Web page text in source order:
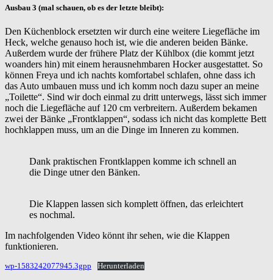
Ausbau 3 (mal schauen, ob es der letzte bleibt):
Den Küchenblock ersetzten wir durch eine weitere Liegefläche im
Heck, welche genauso hoch ist, wie die anderen beiden Bänke.
Außerdem wurde der frühere Platz der Kühlbox (die kommt jetzt
woanders hin) mit einem herausnehmbaren Hocker ausgestattet. So
können Freya und ich nachts komfortabel schlafen, ohne dass ich
das Auto umbauen muss und ich komm noch dazu super an meine
„Toilette“. Sind wir doch einmal zu dritt unterwegs, lässt sich immer
noch die Liegefläche auf 120 cm verbreitern. Außerdem bekamen
zwei der Bänke „Frontklappen“, sodass ich nicht das komplette Bett
hochklappen muss, um an die Dinge im Inneren zu kommen.
Dank praktischen Frontklappen komme ich schnell an
die Dinge utner den Bänken.
Die Klappen lassen sich komplett öffnen, das erleichtert
es nochmal.
Im nachfolgenden Video könnt ihr sehen, wie die Klappen
funktionieren.
wp-1583242077945.3gpp Herunterladen